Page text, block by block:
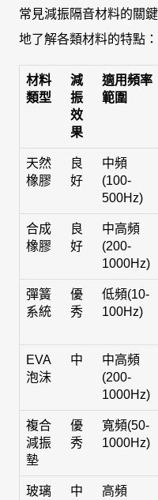
常見減振隔音材料的關
地了解各類材料的特點：
材料
類型
減
振
效
果
適用頻率
範圍
天然
橡膠
良
好
中頻
(100-
500Hz)
合成
橡膠
良
好
中高頻
(200-
1000Hz)
彈簧
系統
優
秀
低頻(10-
100Hz)
EVA
泡沫
中
中高頻
(200-
1000Hz)
複合
減振
墊
優
秀
寬頻(50-
1000Hz)
玻璃 中 高頻